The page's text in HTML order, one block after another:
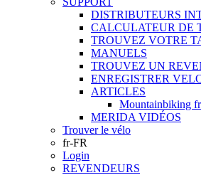
DISTRIBUTEURS
CALCULATEUR DE
TROUVEZ VOTRE
MANUELS
TROUVEZ UN
ENREGISTRER
ARTICLES
Mountainbiking
MERIDA VIDÉOS
Trouver le vélo
fr-FR
Login
REVENDEURS